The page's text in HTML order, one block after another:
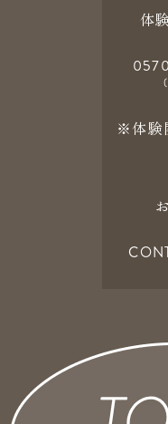
体
※体験